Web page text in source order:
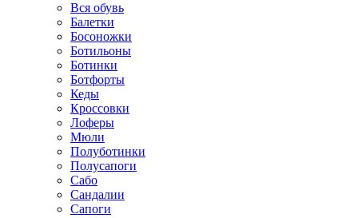
Вся обувь
Балетки
Босоножки
Ботильоны
Ботинки
Ботфорты
Кеды
Кроссовки
Лоферы
Мюли
Полуботинки
Полусапоги
Сабо
Сандалии
Сапоги